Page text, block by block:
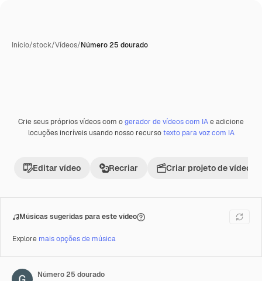
Início/stock/Vídeos/Número 25 dourado
Premium
Crie seus próprios vídeos com ogerador de vídeos com IAe adicione
locuções incríveis usando nosso recursotexto para voz com IA
Editar vídeo Recriar Criar projeto de vídeo
Músicas sugeridas para este vídeo
Explore mais opções de música
Número 25 dourado